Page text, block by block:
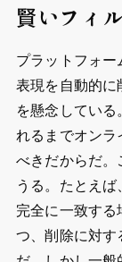
賢いフィ
プラットフォー
表現を自動的に
を懸念してい
れるまでオンラ
べきだからだ。
うる。たとえ
完全に一致す
つ、削除に対す